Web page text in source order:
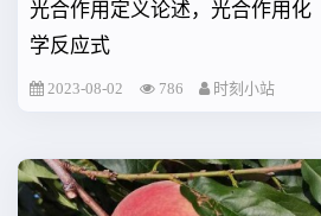
光合作用定义论述，光合作用化
学反应式
2023-08-02 786 时刻小站